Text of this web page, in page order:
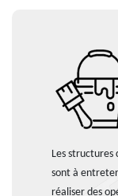
Les structures
sont à
réaliser des